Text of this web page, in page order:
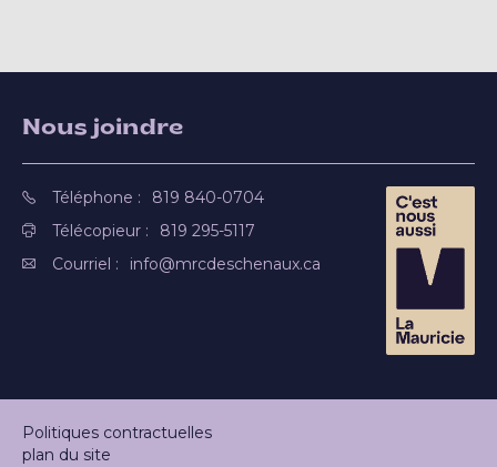
Nous joindre
Téléphone :
819 840-0704
Télécopieur :
819 295-5117
Courriel :
info@mrcdeschenaux.ca
Politiques contractuelles
plan du site